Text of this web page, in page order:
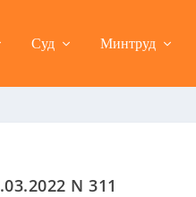
Суд Минтруд
N 311